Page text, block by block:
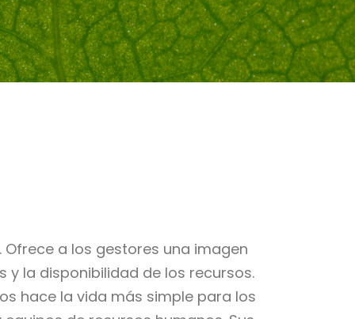
a los gestores una imagen
y la disponibilidad de los recursos.
hace la vida más simple para los